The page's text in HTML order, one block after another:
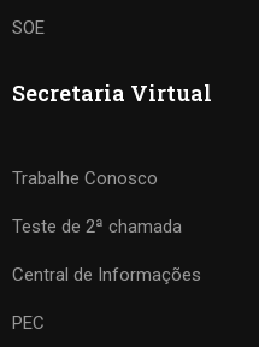
SOE
Secretaria Virtual
Trabalhe Conosco
Teste de 2ª chamada
Central de Informações
PEC